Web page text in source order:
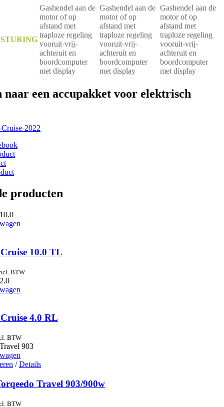
Gashendel aan de
motor of op
afstand met
traploze regeling
vooruit-vrij-
achteruit en
boordcomputer
met display
Gashendel aan de
motor of op
afstand met
traploze regeling
vooruit-vrij-
achteruit en
boordcomputer
met display
Gashendel aan de
motor of op
afstand met
traploze regeling
vooruit-vrij-
achteruit en
boordcomputer
met display
naar een accupakket voor elektrisch
2022
producten
10.0 TL
BTW
4.0 RL
BTW
Dit
heeft
meerdere
variaties.
/ Details
Travel 903/900w
BTW